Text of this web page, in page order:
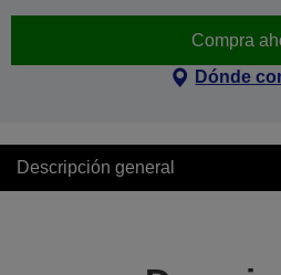
Compra
Dónde
Descripción general